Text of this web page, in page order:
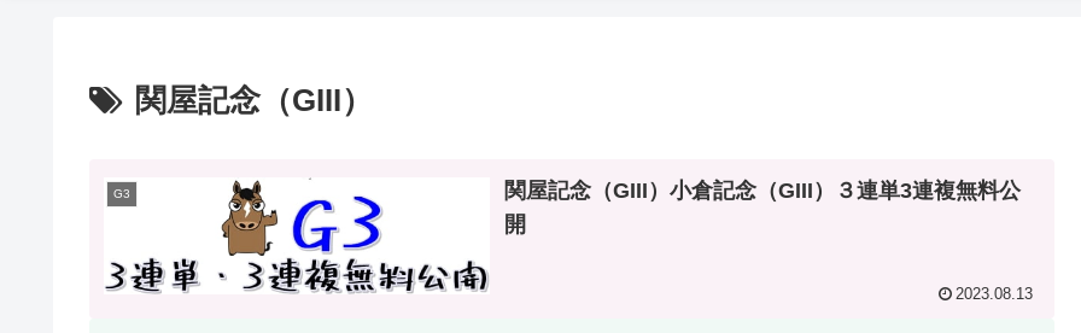
関屋記念（GIII）
G3
関屋記念（GIII）小倉記念（GIII）３連単3連複無料公
開
2023.08.13